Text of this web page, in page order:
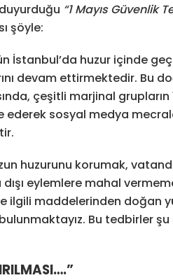
“1 Mayıs Güvenlik
şöyle:
İstanbul’da huzur içinde
devam ettirmektedir. Bu
çeşitli marjinal grupların
ederek sosyal medya
huzurunu korumak,
eylemlere mahal
ve ilgili maddelerinden doğan
Bu tedbirler